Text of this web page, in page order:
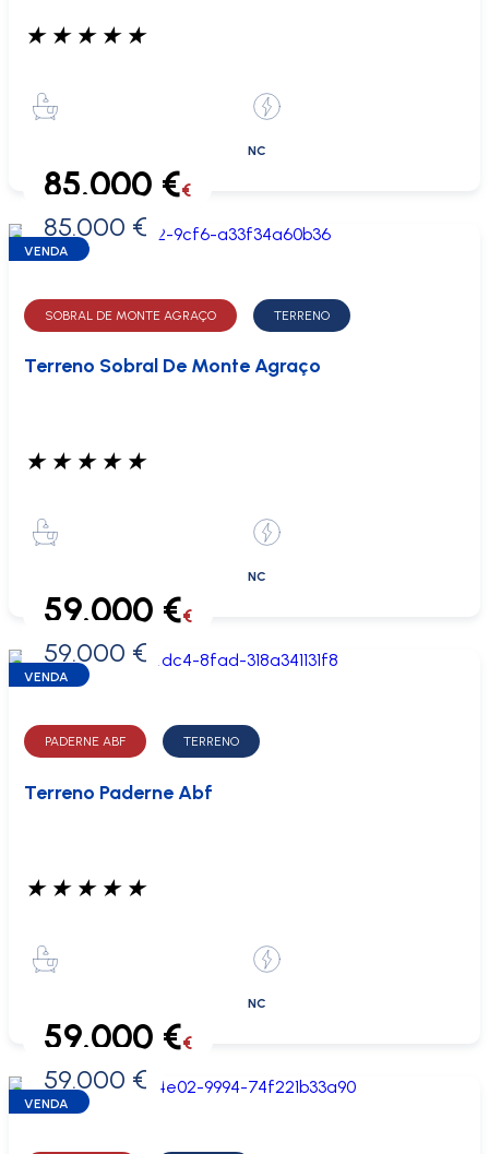
★ ★ ★ ★ ★
NC
0 €
85.000 €€
85.000 €
VENDA
SOBRAL DE MONTE AGRAÇO TERRENO
Terreno Sobral De Monte Agraço
★ ★ ★ ★ ★
NC
0 €
59.000 €€
59.000 €
VENDA
PADERNE ABF TERRENO
Terreno Paderne Abf
★ ★ ★ ★ ★
NC
0 €
59.000 €€
59.000 €
VENDA